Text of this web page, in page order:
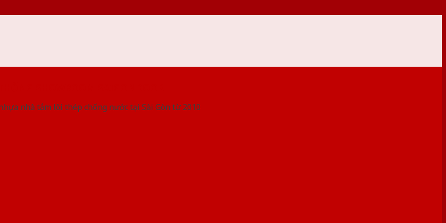
nhà tắm lõi thép chống nước tại Sài Gòn từ 2010